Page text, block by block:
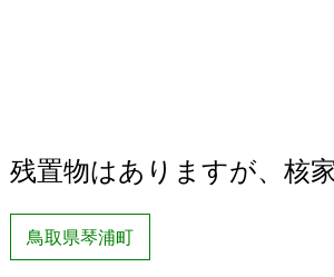
残置物はありますが、核
鳥取県琴浦町